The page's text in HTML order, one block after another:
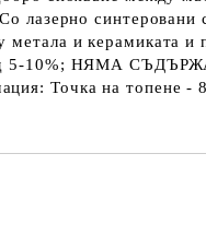
лазерно
и керамиката и
5-10%; НЯМА
Точка на топене -